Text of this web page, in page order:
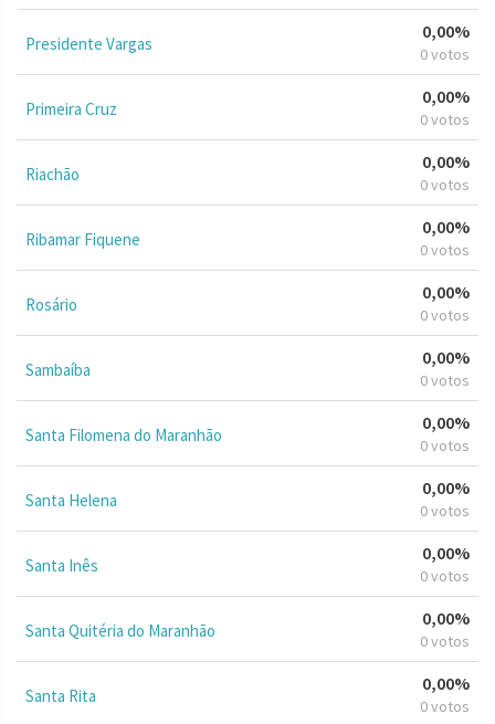
Presidente Vargas
0,00%
0 votos
Primeira Cruz
0,00%
0 votos
Riachão
0,00%
0 votos
Ribamar Fiquene
0,00%
0 votos
Rosário
0,00%
0 votos
Sambaíba
0,00%
0 votos
Santa Filomena do Maranhão
0,00%
0 votos
Santa Helena
0,00%
0 votos
Santa Inês
0,00%
0 votos
Santa Quitéria do Maranhão
0,00%
0 votos
Santa Rita
0,00%
0 votos